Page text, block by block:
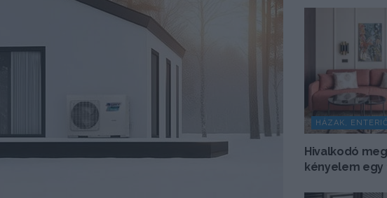
HÁZAK,
Hivalkodó
kényelem egy